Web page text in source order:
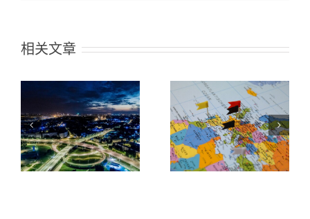
相关文章
史上最全人才
Mapping实操指
南（步骤分解）
揭秘疫情期间一
站式远程校招5
大场景！从容不
迫起航春招！